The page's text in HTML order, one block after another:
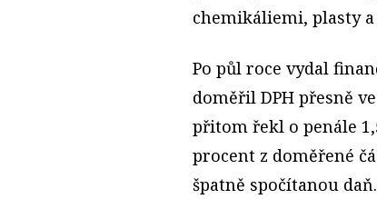
chemikáliemi, plasty a
Po půl roce vydal
doměřil DPH přesně
přitom řekl o penále
procent z doměřené
špatně spočítanou